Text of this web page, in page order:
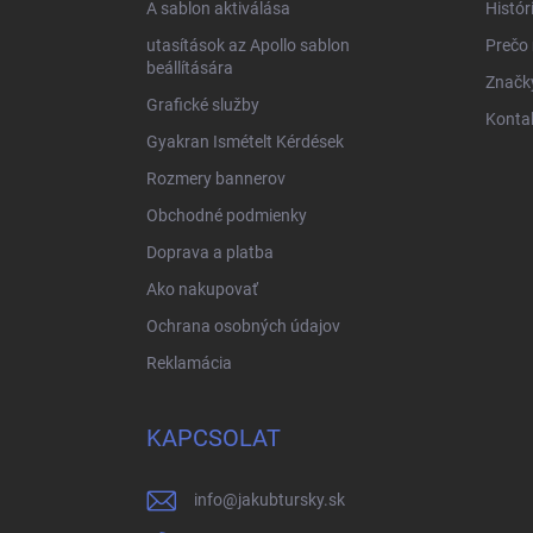
A sablon aktiválása
utasítások az Apollo sablon
beállítására
Grafické služby
Gyakran Ismételt Kérdések
Rozmery bannerov
Obchodné podmienky
Doprava a platba
Ako nakupovať
Ochrana osobných údajov
Reklamácia
KAPCSOLAT
info@jakubtursky.sk